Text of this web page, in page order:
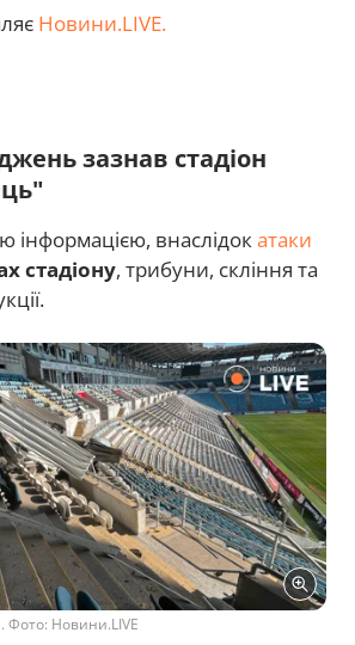
Новини.LIVE.
зазнав стадіон
інформацією, внаслідокатаки
стадіону, трибуни, скління та
Фото: Новини.LIVE